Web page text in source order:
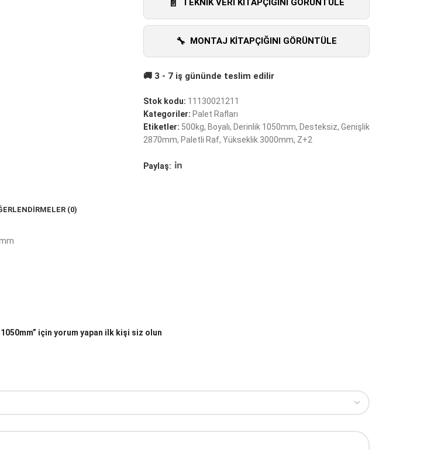
TEKNIK VERI KITAPÇIĞINI GÖRÜNTÜLE
MONTAJ KITAPÇIĞINI GÖRÜNTÜLE
Stok kodu: 11130021211
Kategoriler: Palet Rafları
Etiketler: 500kg, Boyalı, Derinlik 1050mm, Desteksiz, Genişlik
2870mm, Paletli Raf, Yükseklik 3000mm, Z+2
Paylaş:
(0)
için yorum yapan ilk kişi siz olun